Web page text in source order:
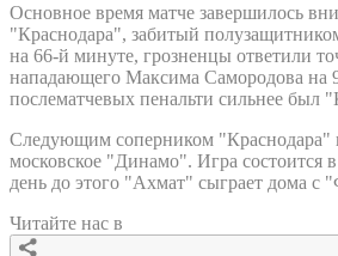
Основное время матче завершилось
"Краснодара", забитый
на 66-й минуте, грозненцы ответили
нападающего Максима Самородова на
послематчевых пенальти сильнее был
Следующим соперником "Краснодара"
московское "Динамо". Игра состоится
день до этого "Ахмат" сыграет дома с
Читайте нас в